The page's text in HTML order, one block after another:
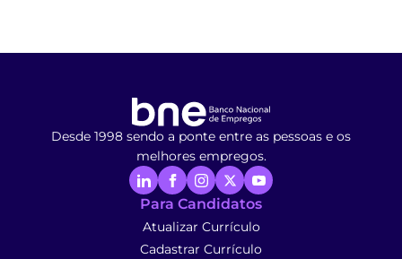
Desde 1998 sendo a ponte entre as pessoas e os
melhores empregos.
Para Candidatos
Atualizar Currículo
Cadastrar Currículo